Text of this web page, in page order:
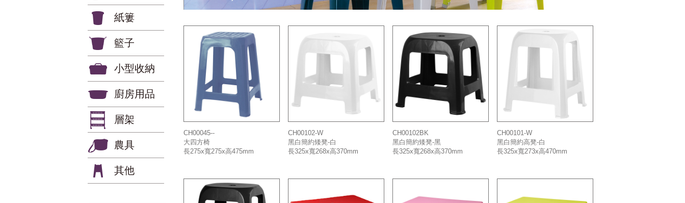
紙簍
籃子
小型收納
廚房用品
層架
農具
其他
CH00045--
大四方椅
長275x寬275x高475mm
CH00102-W
黑白簡約矮凳-白
長325x寬268x高370mm
CH00102BK
黑白簡約矮凳-黑
長325x寬268x高370mm
CH00101-W
黑白簡約高凳-白
長325x寬273x高470mm